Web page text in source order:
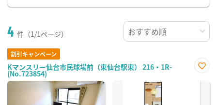
4 件（1/1ページ）
割引キャンペーン
Kマンスリー仙台市民球場前（東仙台駅東） 216・1R-
(No.723854)
に入